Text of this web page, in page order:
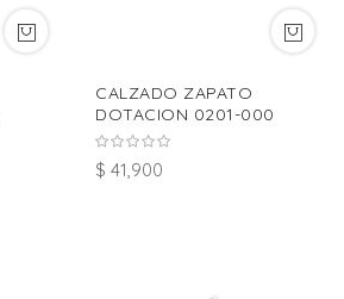
CALZADO ZAPATO
DOTACION 0201-000
$ 41,900